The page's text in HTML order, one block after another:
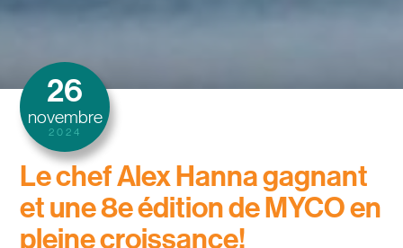
26
novembre
2024
Le chef Alex Hanna gagnant
et une 8e édition de MYCO en
pleine croissance!